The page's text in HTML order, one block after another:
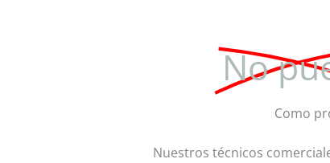
No
Como
Nuestros técnicos